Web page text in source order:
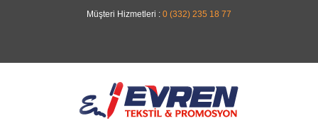
Müşteri Hizmetleri : 0 (332) 235 18 77